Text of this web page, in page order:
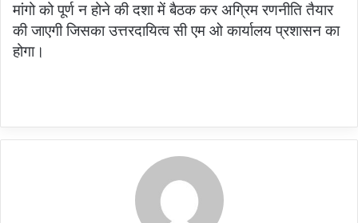
मांगो को पूर्ण न होने की दशा में बैठक कर अग्रिम रणनीति तैयार
की जाएगी जिसका उत्तरदायित्व सी एम ओ कार्यालय प्रशासन का
होगा।